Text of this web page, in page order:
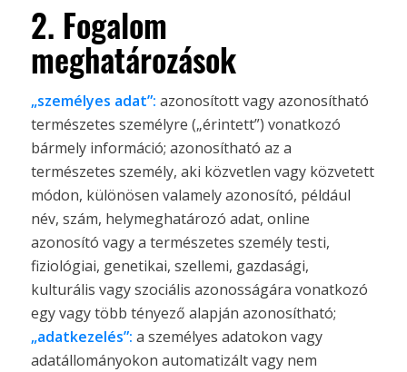
2. Fogalom
meghatározások
„személyes adat”: azonosított vagy azonosítható
természetes személyre („érintett”) vonatkozó
bármely információ; azonosítható az a
természetes személy, aki közvetlen vagy közvetett
módon, különösen valamely azonosító, például
név, szám, helymeghatározó adat, online
azonosító vagy a természetes személy testi,
fiziológiai, genetikai, szellemi, gazdasági,
kulturális vagy szociális azonosságára vonatkozó
egy vagy több tényező alapján azonosítható;
„adatkezelés”: a személyes adatokon vagy
adatállományokon automatizált vagy nem